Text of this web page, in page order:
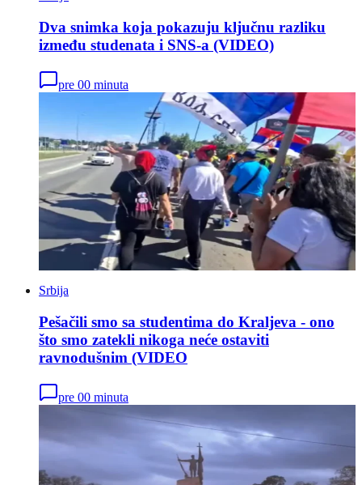
Dva snimka koja pokazuju ključnu razliku
između studenata i SNS-a (VIDEO)
pre 00 minuta
Srbija
Pešačili smo sa studentima do Kraljeva - ono
što smo zatekli nikoga neće ostaviti
ravnodušnim (VIDEO
pre 00 minuta